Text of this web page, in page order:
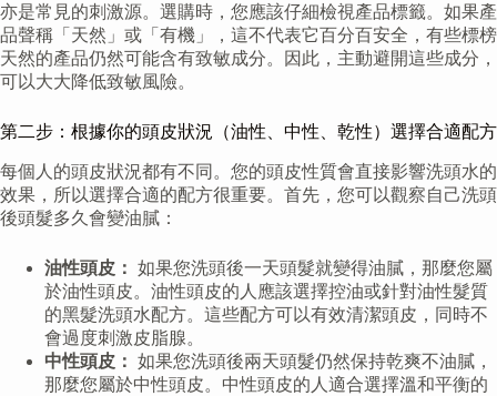
亦是常見的刺激源。選購時，您應該仔細檢視產品標籤。如果產
品聲稱「天然」或「有機」，這不代表它百分百安全，有些標榜
天然的產品仍然可能含有致敏成分。因此，主動避開這些成分，
可以大大降低致敏風險。
第二步：根據你的頭皮狀況（油性、中性、乾性）選擇合適配方
每個人的頭皮狀況都有不同。您的頭皮性質會直接影響洗頭水的
效果，所以選擇合適的配方很重要。首先，您可以觀察自己洗頭
後頭髮多久會變油膩：
油性頭皮： 如果您洗頭後一天頭髮就變得油膩，那麼您屬
於油性頭皮。油性頭皮的人應該選擇控油或針對油性髮質
的黑髮洗頭水配方。這些配方可以有效清潔頭皮，同時不
會過度刺激皮脂腺。
中性頭皮： 如果您洗頭後兩天頭髮仍然保持乾爽不油膩，
那麼您屬於中性頭皮。中性頭皮的人適合選擇溫和平衡的